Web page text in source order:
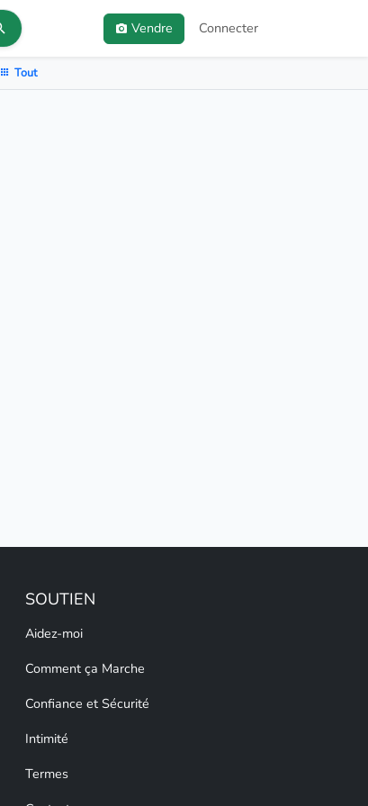
Vendre Connecter
Tout
SOUTIEN
Aidez-moi
Comment ça Marche
Confiance et Sécurité
Intimité
Termes